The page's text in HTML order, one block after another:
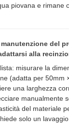
piovana e rimane
del
alla
misurare la
(adatta per 50mm
una larghezza
manualmente
del materiale
solo un